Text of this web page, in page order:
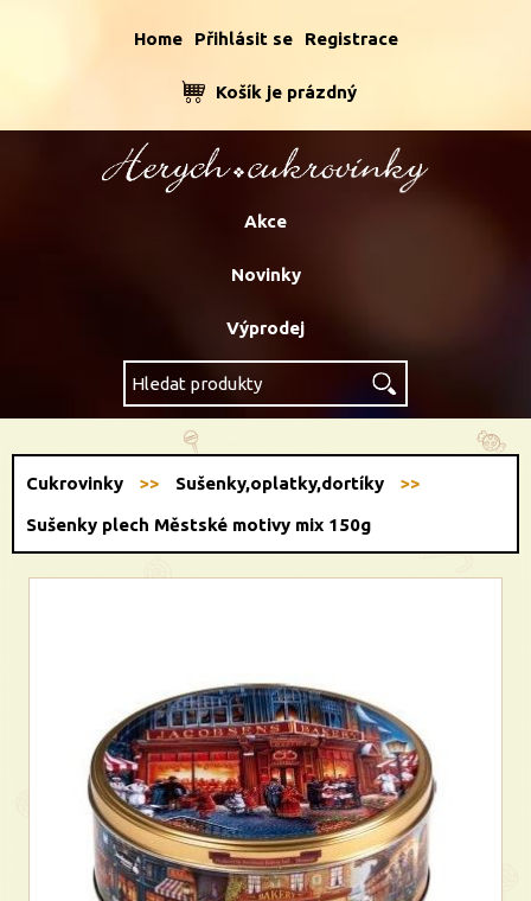
Home Přihlásit se Registrace
Košík je prázdný
Akce
Novinky
Výprodej
Cukrovinky Sušenky,oplatky,dortíky
Sušenky plech Městské motivy mix 150g